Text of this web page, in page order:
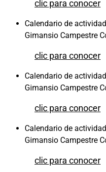
clic para conocer
Calendario de
Gimansio Campestre
clic para conocer
Calendario de
Gimansio Campestre
clic para conocer
Calendario de
Gimansio Campestre
clic para conocer